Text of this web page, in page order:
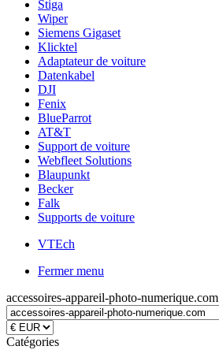
Stiga
Wiper
Siemens Gigaset
Klicktel
Adaptateur de voiture
Datenkabel
DJI
Fenix
BlueParrot
AT&T
Support de voiture
Webfleet Solutions
Blaupunkt
Becker
Falk
Supports de voiture
VTEch
Fermer menu
accessoires-appareil-photo-numerique.com
Catégories